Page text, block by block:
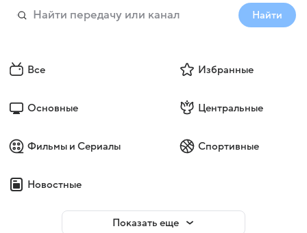
Найти
Все Избранные
Основные Центральные
Фильмы и Сериалы Спортивные
Новостные
Показать еще